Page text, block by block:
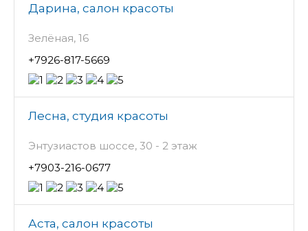
Дарина, салон красоты
Зелёная, 16
+7926-817-5669
Лесна, студия красоты
Энтузиастов шоссе, 30 - 2 этаж
+7903-216-0677
Аста, салон красоты